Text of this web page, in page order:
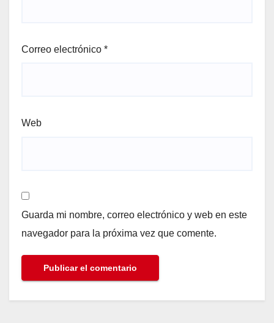
Correo electrónico *
Web
Guarda mi nombre, correo electrónico y web en este
navegador para la próxima vez que comente.